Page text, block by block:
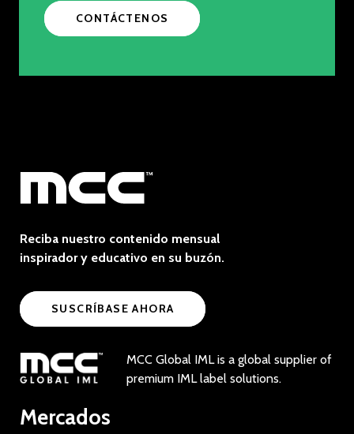
CONTÁCTENOS
Reciba nuestro contenido mensual
inspirador y educativo en su buzón.
SUSCRÍBASE AHORA
MCC Global IML is a global supplier of
premium IML label solutions.
Mercados